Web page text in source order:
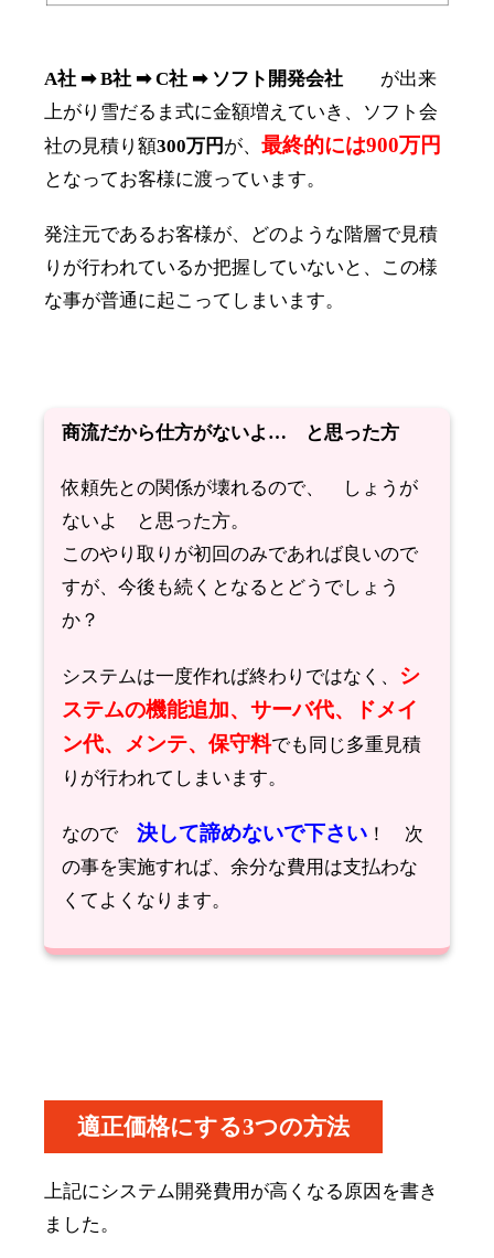
A社 ➡ B社 ➡ C社 ➡ ソフト開発会社
が出来
上がり雪だるま式に金額増えていき、ソフト会
社の見積り額300万円 が、最終的には900万円
となってお客様に渡っています。
発注元であるお客様が、 どのような階層で見積
りが行われているか把握していない と、この様
な事が普通に起こってしまいます。
商流だから仕方がないよ… と思った方
依頼先との関係が壊れるので、 しょうが
ないよ と思った方。
このやり取りが初回のみであれば良いので
すが、今後も続くとなるとどうでしょう
か？
システムは一度作れば終わりではなく、 シ
ステムの機能追加、サーバ代、ドメイ
ン代、メンテ、保守料でも同じ多重見積
りが行われてしまいます。
なので決して諦めないで下さい ！ 次
の事を実施すれば、余分な費用は支払わな
くてよくなります。
適正価格にする3つの方法
上記にシステム開発費用が高くなる原因を書き
ました。